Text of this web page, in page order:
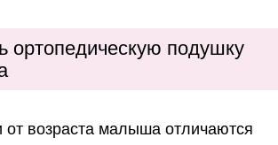
ортопедическую подушку
от возраста малыша отличаются